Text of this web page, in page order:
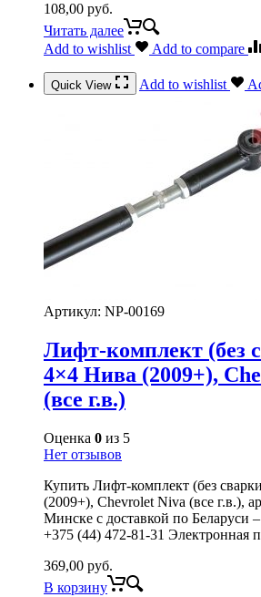
108,00 руб.
Читать далее
Add to wishlist
Add to compare
Quick View Add to wishlist
Артикул: NP-00169
Лифт-комплект (без
4×4 Нива (2009+),
(все г.в.)
Оценка 0 из 5
Нет отзывов
Купить Лифт-комплект (без
(2009+), Chevrolet Niva (все г.в.),
Минске с доставкой по Беларуси
+375 (44) 472-81-31 Электронная
369,00 руб.
В корзину